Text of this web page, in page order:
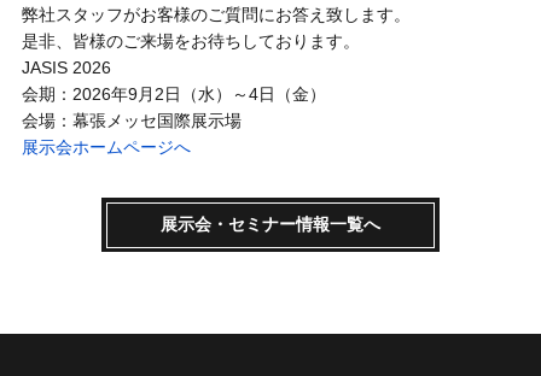
弊社スタッフがお客様のご質問にお答え致します。
是非、皆様のご来場をお待ちしております。
JASIS 2026
会期：2026年9月2日（水）～4日（金）
会場：幕張メッセ国際展示場
展示会ホームページへ
展示会・セミナー情報一覧へ